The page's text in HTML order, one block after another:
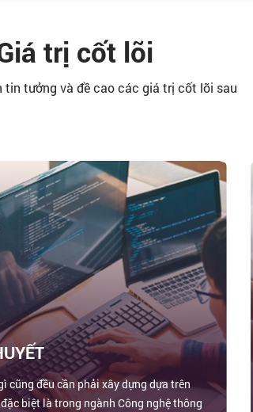
trị cốt lõi
tin tưởng và đề cao các giá trị cốt lõi sau
cũng đều cần phải xây dựng dựa trên
biệt là trong ngành Công nghệ thông